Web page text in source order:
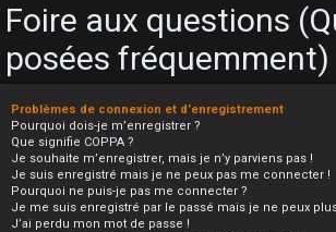
Foire aux questions
posées fréquemment)
Problèmes de connexion et d’enregistrement
Pourquoi dois-je m’enregistrer ?
Que signifie COPPA ?
Je souhaite m’enregistrer, mais je n’y parviens pas !
Je suis enregistré mais je ne peux pas me connecter !
Pourquoi ne puis-je pas me connecter ?
Je me suis enregistré par le passé mais je ne peux
J’ai perdu mon mot de passe !